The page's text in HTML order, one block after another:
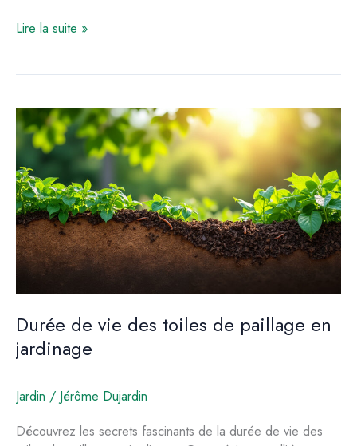
L’importance
vache
dans
l’alimentation
des
ruminants
Lire la suite »
Durée de vie des toiles de paillage en
jardinage
Jardin / Jérôme Dujardin
Découvrez les secrets fascinants de la durée de vie des